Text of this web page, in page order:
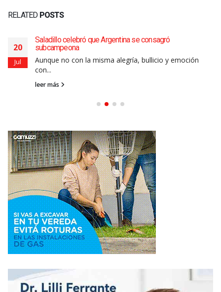
RELATED POSTS
20
Jul
Saladillo celebró que Argentina se consagró
subcampeona
Aunque no con la misma alegría, bullicio y emoción
con...
leer más